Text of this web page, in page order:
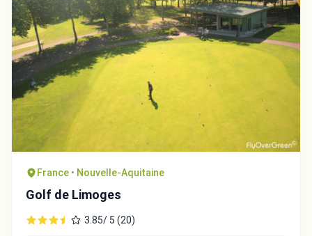
France • Nouvelle-Aquitaine
Golf de Limoges
3.85/ 5 (20)